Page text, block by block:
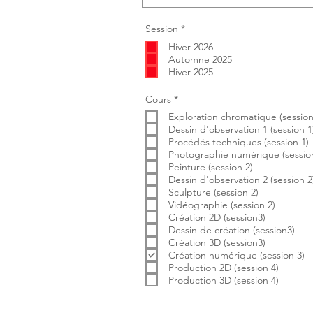
Session *O
l
i
g
a
r
e
Hiver 2026
Automne 2025
Hiver 2025
Cours *O
l
i
a
t
o
i
r
e
Exploration chromatique
Dessin d'observation 1 (session
Procédés techniques (session 1)
Photographie numérique
Peinture (session 2)
Dessin d'observation 2 (session
Sculpture (session 2)
Vidéographie (session 2)
Création 2D (session3)
Dessin de création (session3)
Création 3D (session3)
Création numérique (session 3)
Production 2D (session 4)
Production 3D (session 4)